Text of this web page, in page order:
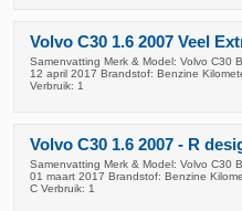
Volvo C30 1.6 2007 Veel
Samenvatting Merk & Model: Volvo C30
12 april 2017 Brandstof: Benzine
Verbruik: 1
Volvo C30 1.6 2007 - R
Samenvatting Merk & Model: Volvo C30
01 maart 2017 Brandstof: Benzine
C Verbruik: 1